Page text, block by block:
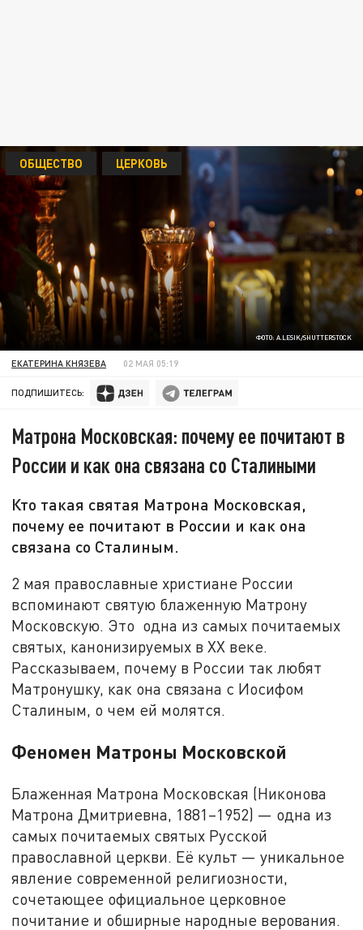
ФОТО: A.LESIK/SHUTTERSTOCK
ОБЩЕСТВО ЦЕРКОВЬ
ЕКАТЕРИНА КНЯЗЕВА 02 МАЯ 05:19
ПОДПИШИТЕСЬ:
Матрона Московская: почему ее почитают в
России и как она связана со Сталиными
Кто такая святая Матрона Московская,
почему ее почитают в России и как она
связана со Сталиным.
2 мая православные христиане России
вспоминают святую блаженную Матрону
Московскую. Это одна из самых почитаемых
святых, канонизируемых в ХХ веке.
Рассказываем, почему в России так любят
Матронушку, как она связана с Иосифом
Сталиным, о чем ей молятся.
Феномен Матроны Московской
Блаженная Матрона Московская (Никонова
Матрона Дмитриевна, 1881–1952) — одна из
самых почитаемых святых Русской
православной церкви. Её культ — уникальное
явление современной религиозности,
сочетающее официальное церковное
почитание и обширные народные верования.